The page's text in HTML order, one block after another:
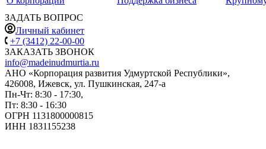
ЗАДАТЬ ВОПРОС
Личный кабинет
+7 (3412) 22-00-00
ЗАКАЗАТЬ ЗВОНОК
info@madeinudmurtia.ru
АНО «Корпорация развития Удмуртской Республики»,
426008, Ижевск, ул. Пушкинская, 247-а
Пн-Чт: 8:30 - 17:30,
Пт: 8:30 - 16:30
ОГРН 1131800000815
ИНН 1831155238